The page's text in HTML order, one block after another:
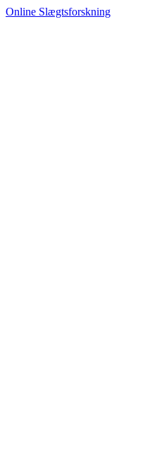
Online Slægtsforskning